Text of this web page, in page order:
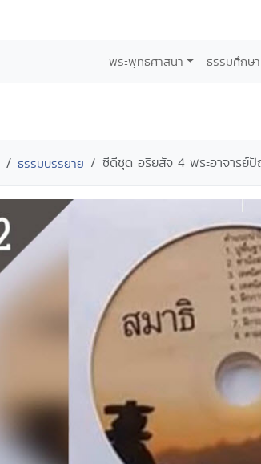
พระพุทธศาสนา ธรรมศึกษา
ธรรมบรรยาย ซีดีชุด อริยสัจ 4 พระอาจาร